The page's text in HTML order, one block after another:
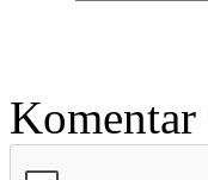
Komentar